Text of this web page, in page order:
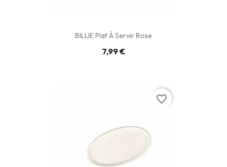
BILLIE Plat À Servir Rose
7,99 €
favorite_border